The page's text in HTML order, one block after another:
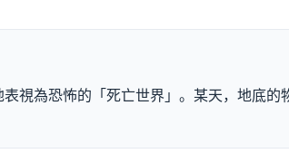
視為恐怖的「死亡世界」。某天，地底的